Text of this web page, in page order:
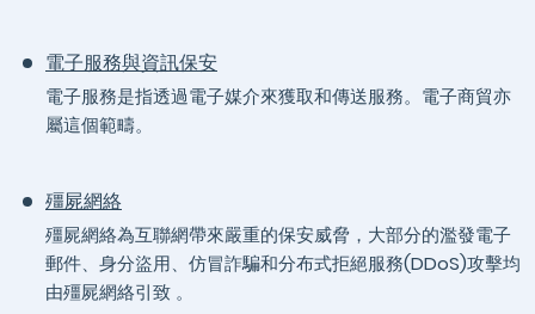
電子服務與資訊保安
電子服務是指透過電子媒介來獲取和傳送服務。電子商貿亦
屬這個範疇。
殭屍網絡
殭屍網絡為互聯網帶來嚴重的保安威脅，大部分的濫發電子
郵件、身分盜用、仿冒詐騙和分布式拒絕服務(DDoS)攻擊均
由殭屍網絡引致 。